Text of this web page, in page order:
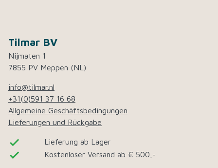
Tilmar BV
Nijmaten 1
7855 PV Meppen (NL)
info@tilmar.nl
+31(0)591 37 16 68
Allgemeine Geschäftsbedingungen
Lieferungen und Rückgabe
done Lieferung ab Lager
done Kostenloser Versand ab € 500,-